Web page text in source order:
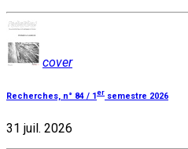
cover
Recherches, n° 84 / 1 er semestre 2026
31 juil. 2026